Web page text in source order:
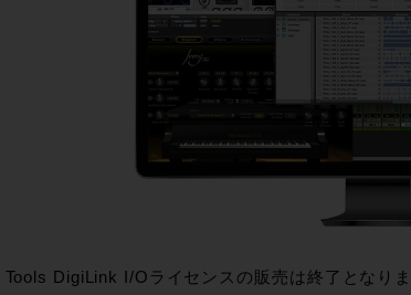
Tools DigiLink I/Oライセンスの販売は終了となりま